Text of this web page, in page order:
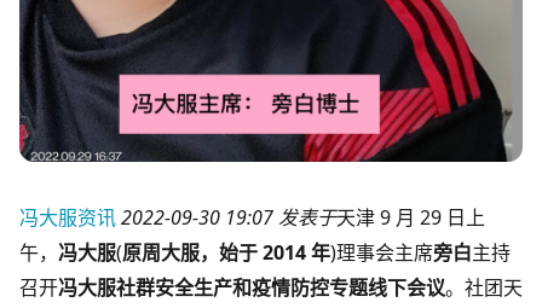
冯大服资讯2022-09-30 19:07 发表于天津9 月 29 日上
午， 冯大服(原周大服，始于 2014 年)理事会主席旁白主持
召开冯大服社群安全生产和疫情防控专题线下会议。社团天